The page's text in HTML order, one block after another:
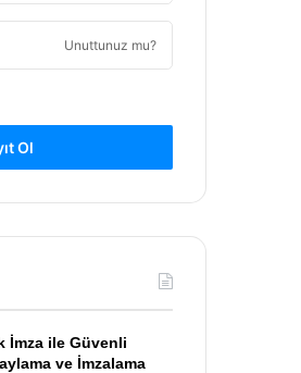
Unuttunuz mu?
Ol
İmza ile Güvenli
ve İmzalama